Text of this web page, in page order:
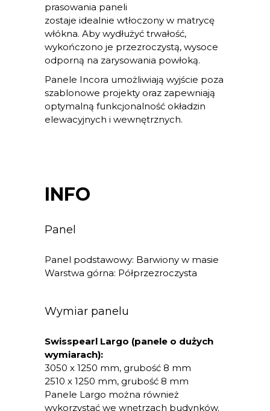
prasowania paneli
zostaje idealnie wtłoczony w matrycę
włókna. Aby wydłużyć trwałość,
wykończono je przezroczystą, wysoce
odporną na zarysowania powłoką.
Panele Incora umożliwiają wyjście poza
szablonowe projekty oraz zapewniają
optymalną funkcjonalność okładzin
elewacyjnych i wewnętrznych.
INFO
Panel
Panel podstawowy: Barwiony w masie
Warstwa górna: Półprzezroczysta
Wymiar panelu
Swisspearl Largo (panele o dużych
wymiarach):
3050 x 1250 mm, grubość 8 mm
2510 x 1250 mm, grubość 8 mm
Panele Largo można również
wykorzystać we wnętrzach budynków.